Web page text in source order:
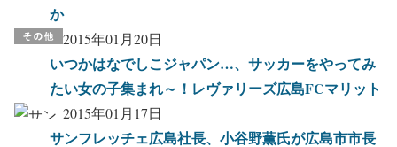
か
2015年01月20日
いつかはなでしこジャパン…、サッカーをやってみ
たい女の子集まれ～！レヴァリーズ広島FCマリット
2015年01月17日
サンフレッチェ広島社長、小谷野薫氏が広島市市長